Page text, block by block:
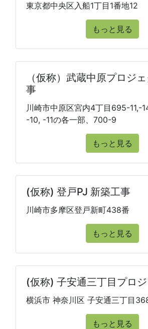
東京都中央区入船1丁目1番地12
もっと見る
（仮称）武蔵中原プロジ
事
川崎市中原区宮内4丁目695-11,-
-10, -11の各一部、700-9
もっと見る
(仮称) 登戸PJ 新築工事
川崎市多摩区登戸新町438番
もっと見る
(仮称) 子安通三丁目プロジ
横浜市 神奈川区 子安通三丁目
もっと見る